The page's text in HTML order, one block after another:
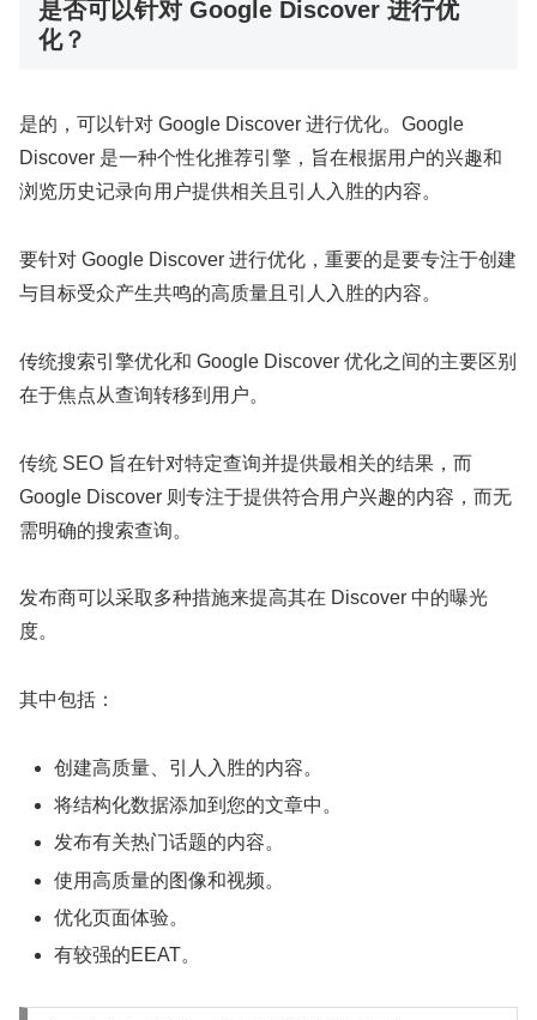
是否可以针对 Google Discover 进行优
化？
是的，可以针对 Google Discover 进行优化。Google
Discover 是一种个性化推荐引擎，旨在根据用户的兴趣和
浏览历史记录向用户提供相关且引人入胜的内容。
要针对 Google Discover 进行优化，重要的是要专注于创建
与目标受众产生共鸣的高质量且引人入胜的内容。
传统搜索引擎优化和 Google Discover 优化之间的主要区别
在于焦点从查询转移到用户。
传统 SEO 旨在针对特定查询并提供最相关的结果，而
Google Discover 则专注于提供符合用户兴趣的内容，而无
需明确的搜索查询。
发布商可以采取多种措施来提高其在 Discover 中的曝光
度。
其中包括：
创建高质量、引人入胜的内容。
将结构化数据添加到您的文章中。
发布有关热门话题的内容。
使用高质量的图像和视频。
优化页面体验。
有较强的EEAT。